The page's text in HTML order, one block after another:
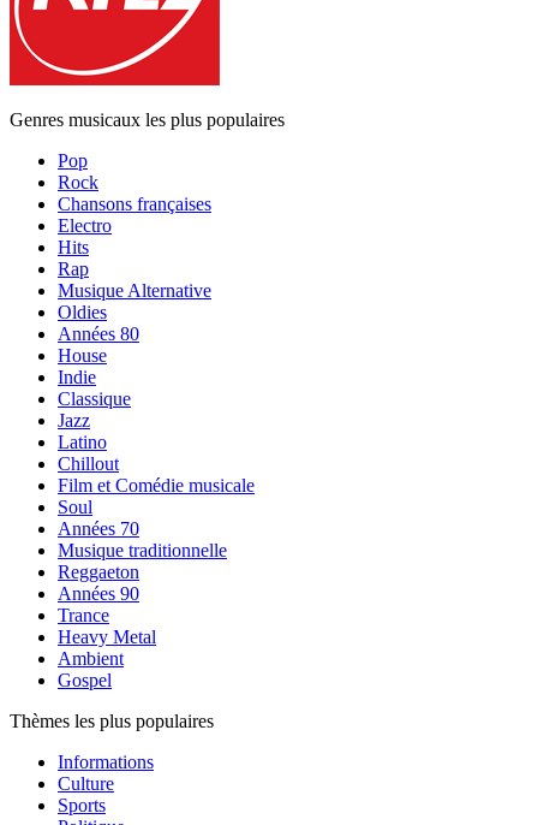
Genres musicaux les plus populaires
Pop
Rock
Chansons françaises
Electro
Hits
Rap
Musique Alternative
Oldies
Années 80
House
Indie
Classique
Jazz
Latino
Chillout
Film et Comédie musicale
Soul
Années 70
Musique traditionnelle
Reggaeton
Années 90
Trance
Heavy Metal
Ambient
Gospel
Thèmes les plus populaires
Informations
Culture
Sports